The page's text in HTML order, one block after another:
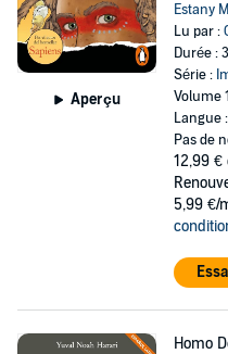
Aperçu
Estany
Lu par :
Durée :
Série :
Volume 1
Langue
Pas de
12,99 €
5,99 €/
Homo